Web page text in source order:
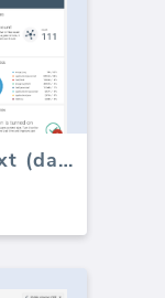
Panel de reseñas de Yext (dashboard)